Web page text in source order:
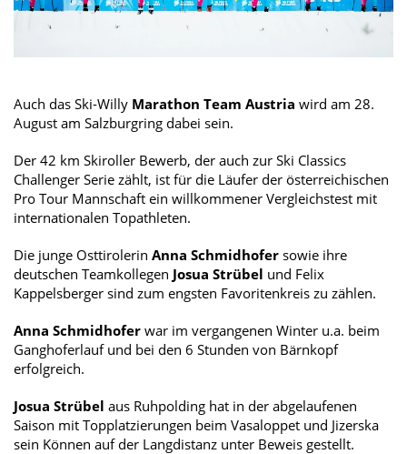
Auch das Ski-Willy Marathon Team Austria wird am 28.
August am Salzburgring dabei sein.
Der 42 km Skiroller Bewerb, der auch zur Ski Classics
Challenger Serie zählt, ist für die Läufer der österreichischen
Pro Tour Mannschaft ein willkommener Vergleichstest mit
internationalen Topathleten.
Die junge Osttirolerin Anna Schmidhofer sowie ihre
deutschen Teamkollegen Josua Strübel und Felix
Kappelsberger sind zum engsten Favoritenkreis zu zählen.
Anna Schmidhofer war im vergangenen Winter u.a. beim
Ganghoferlauf und bei den 6 Stunden von Bärnkopf
erfolgreich.
Josua Strübel aus Ruhpolding hat in der abgelaufenen
Saison mit Topplatzierungen beim Vasaloppet und Jizerska
sein Können auf der Langdistanz unter Beweis gestellt.